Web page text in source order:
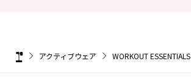
アクティブウェア WORKOUT ESSENTIALS